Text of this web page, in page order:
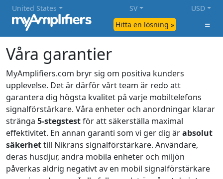
Hitta en lösning »
United States SV USD
Våra garantier
MyAmplifiers.com bryr sig om positiva kunders
upplevelse. Det är därför vårt team är redo att
garantera dig högsta kvalitet på varje mobiltelefons
signalförstärkare. Våra enheter och anordningar klarar
stränga 5-stegstestför att säkerställa maximal
effektivitet. En annan garanti som vi ger dig ärabsolut
säkerhettill Nikrans signalförstärkare. Användare,
deras husdjur, andra mobila enheter och miljön
påverkas aldrig negativt av en mobil signalförstärkare